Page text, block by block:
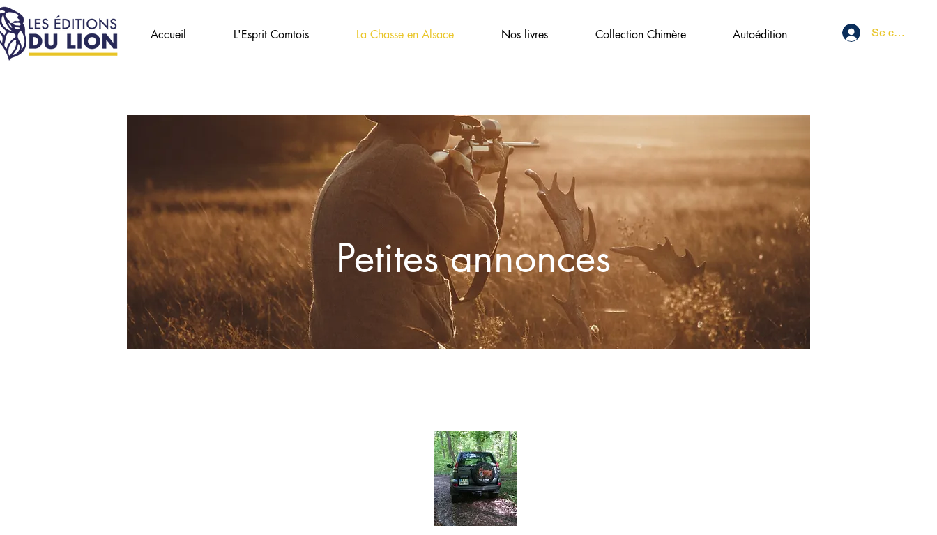
Accueil L'Esprit Comtois La Chasse en Alsace Nos livres Collection Chimère Autoédition Se connecter
Petites annonces